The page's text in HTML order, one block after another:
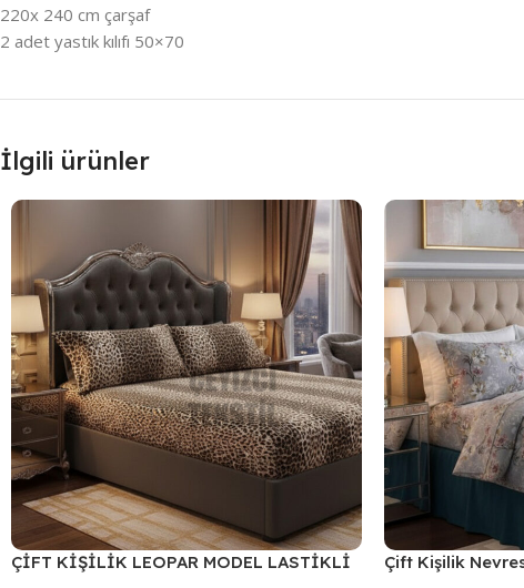
220x 240 cm çarşaf
2 adet yastık kılıfı 50×70
İlgili ürünler
ÇİFT KİŞİLİK LEOPAR MODEL LASTİKLİ
Çift Kişilik